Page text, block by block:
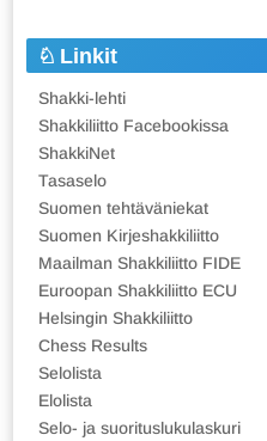
Linkit
Shakki-lehti
Shakkiliitto Facebookissa
ShakkiNet
Tasaselo
Suomen tehtäväniekat
Suomen Kirjeshakkiliitto
Maailman Shakkiliitto FIDE
Euroopan Shakkiliitto ECU
Helsingin Shakkiliitto
Chess Results
Selolista
Elolista
Selo- ja suorituslukulaskuri